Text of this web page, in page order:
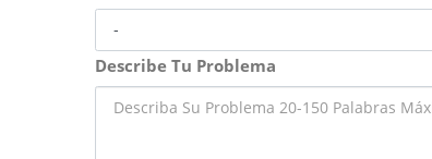
Describe Tu Problema